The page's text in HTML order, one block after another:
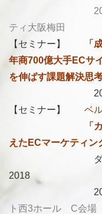
2018年7月13
ティ大阪梅田
【セミナー】
「
年商700億大手ECサ
を伸ばす課題解決思考
2018年6月
【セミナー】 ベ
「カタログ通
えたECマーケティン
2018
2018年 4
ト西3ホール C会場